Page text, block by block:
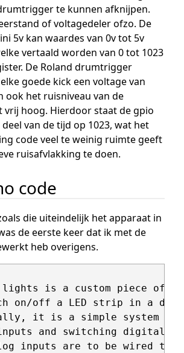
te kunnen afknijpen.
of voltagedeler ofzo. De
5v kan waardes van 0v tot 5v
vertaald worden van 0 tot 1023
De Roland drumtrigger
goede kick een voltage van
ook het ruisniveau van de
vrij hoog. Hierdoor staat de gpio
van de tijd op 1023, wat het
code veel te weinig ruimte geeft
ruisafvlakking te doen.
code
die uiteindelijk het apparaat in
de eerste keer dat ik met de
heb overigens.
is a custom piece of
on/off a LED strip in a
it is a simple system
and switching digital
inputs are to be wired to